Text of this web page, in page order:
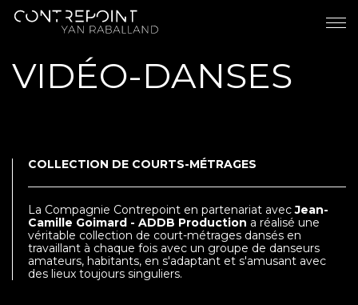
VIDÉO-DANSES
COLLECTION DE COURTS-MÉTRAGES
La Compagnie Contrepoint en partenariat avecJean-
Camille Goimard - ADDB Production a réalisé une
véritable collection de court-métrages dansés en
travaillant à chaque fois avec un groupe de danseurs
amateurs, habitants, en s'adaptant et s'amusant avec
des lieux toujours singuliers.